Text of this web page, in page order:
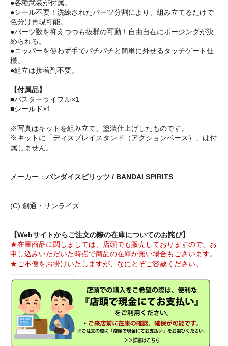
●各種武装が付属。
●シール不要！洗練されたパーツ分割により、組み立てるだけで
色分け再現可能。
●パーツ数を抑えつつも抜群の可動！自由自在にポージングが決
められる。
●ニッパーを使わず手でパチパチと簡単に外せるタッチゲート仕
様。
●組立は接着剤不要。
【付属品】
■バスターライフル×1
■シールド×1
※写真はキットを組み立て、塗装仕上げしたものです。
※キットに「ディスプレイスタンド（アクションベース）」は付
属しません。
メーカー： バンダイスピリッツ / BANDAI SPIRITS
(C) 創通・サンライズ
【Webサイトからご注文の際の在庫についてのお詫び】
★在庫商品に関しましては、店頭でも販売しておりますので、お
申し込みいただいた時点で商品の在庫が無い場合もございます。
★ご不便をお掛けいたしますが、なにとぞご容赦ください。
--------------------------